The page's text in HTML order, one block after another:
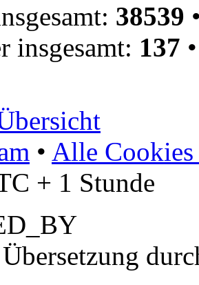
38539
insgesamt: 137
• Alle Cookies
+ 1 Stunde